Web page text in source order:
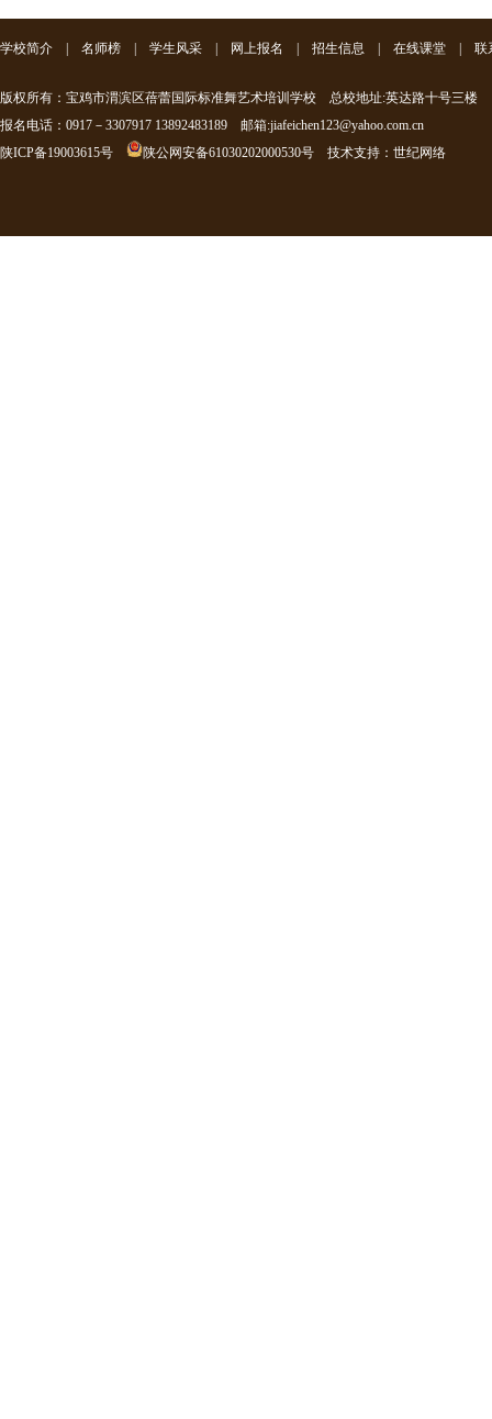
学校简介 名师榜 学生风采 网上报名 招生信息 在线课堂 联
版权所有：宝鸡市渭滨区蓓蕾国际标准舞艺术培训学校 总校地址:英达路十号三楼
报名电话：0917－3307917 13892483189 邮箱:jiafeichen123@yahoo.com.cn
陕ICP备19003615号
陕公网安备61030202000530号 技术支持 ： 世纪网络